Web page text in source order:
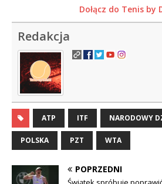
Dołącz do Tenis by
Redakcja
ATP ITF NARODOWY
POLSKA PZT WTA
POPRZEDNI